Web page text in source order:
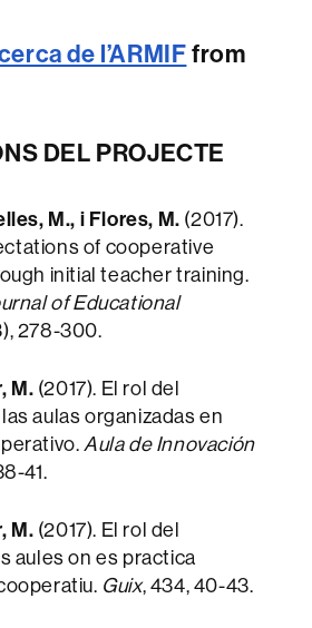
de l’ARMIFfrom
DEL PROJECTE
M., i Flores, M. (2017).
of cooperative
initial teacher training.
of Educational
278-300.
M. (2017). El rol del
aulas organizadas en
Aula de Innovación
41.
M. (2017). El rol del
aules on es practica
Guix, 434, 40-43.